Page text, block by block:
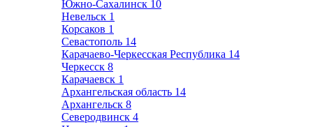
Южно-Сахалинск 10
Невельск 1
Корсаков 1
Севастополь 14
Карачаево-Черкесская Республика 14
Черкесск 8
Карачаевск 1
Архангельская область 14
Архангельск 8
Северодвинск 4